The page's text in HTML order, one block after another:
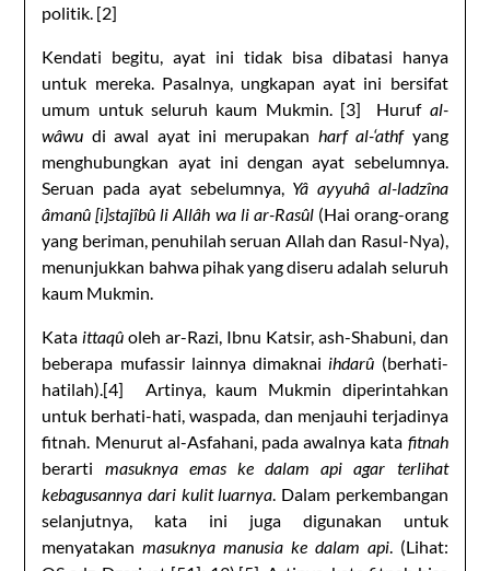
politik. [2]
Kendati begitu, ayat ini tidak bisa dibatasi hanya
untuk mereka. Pasalnya, ungkapan ayat ini bersifat
umum untuk seluruh kaum Mukmin. [3] Huruf al-
wâwu di awal ayat ini merupakan harf al-‘athfyang
menghubungkan ayat ini dengan ayat sebelumnya.
Seruan pada ayat sebelumnya, Yâ ayyuhâ al-ladzîna
âmanû [i]stajîbû li Allâh wa li ar-Rasûl(Hai orang-orang
yang beriman, penuhilah seruan Allah dan Rasul-Nya),
menunjukkan bahwa pihak yang diseru adalah seluruh
kaum Mukmin.
Kata ittaqû oleh ar-Razi, Ibnu Katsir, ash-Shabuni, dan
beberapa mufassir lainnya dimaknai ihdarû (berhati-
hatilah).[4] Artinya, kaum Mukmin diperintahkan
untuk berhati-hati, waspada, dan menjauhi terjadinya
fitnah. Menurut al-Asfahani, pada awalnya kata fitnah
berarti masuknya emas ke dalam api agar terlihat
kebagusannya dari kulit luarnya. Dalam perkembangan
selanjutnya, kata ini juga digunakan untuk
menyatakanmasuknya manusia ke dalam api. (Lihat: